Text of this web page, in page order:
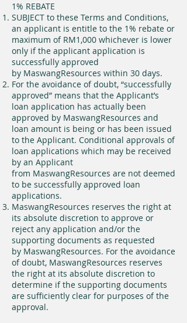
1% REBATE
SUBJECT to these Terms and Conditions,
an applicant is entitle to the 1% rebate or
maximum of RM1,000 whichever is lower
only if the applicant application is
successfully approved
by MaswangResources within 30 days.
For the avoidance of doubt, “successfully
approved” means that the Applicant’s
loan application has actually been
approved by MaswangResources and
loan amount is being or has been issued
to the Applicant. Conditional approvals of
loan applications which may be received
by an Applicant
from MaswangResources are not deemed
to be successfully approved loan
applications.
MaswangResources reserves the right at
its absolute discretion to approve or
reject any application and/or the
supporting documents as requested
by MaswangResources. For the avoidance
of doubt, MaswangResources reserves
the right at its absolute discretion to
determine if the supporting documents
are sufficiently clear for purposes of the
approval.